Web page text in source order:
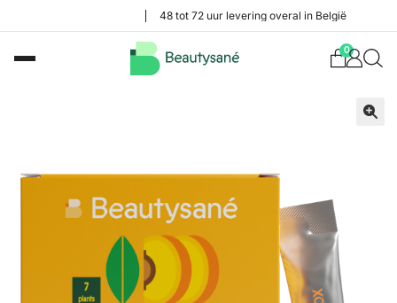
48 tot 72 uur levering overal in België
0